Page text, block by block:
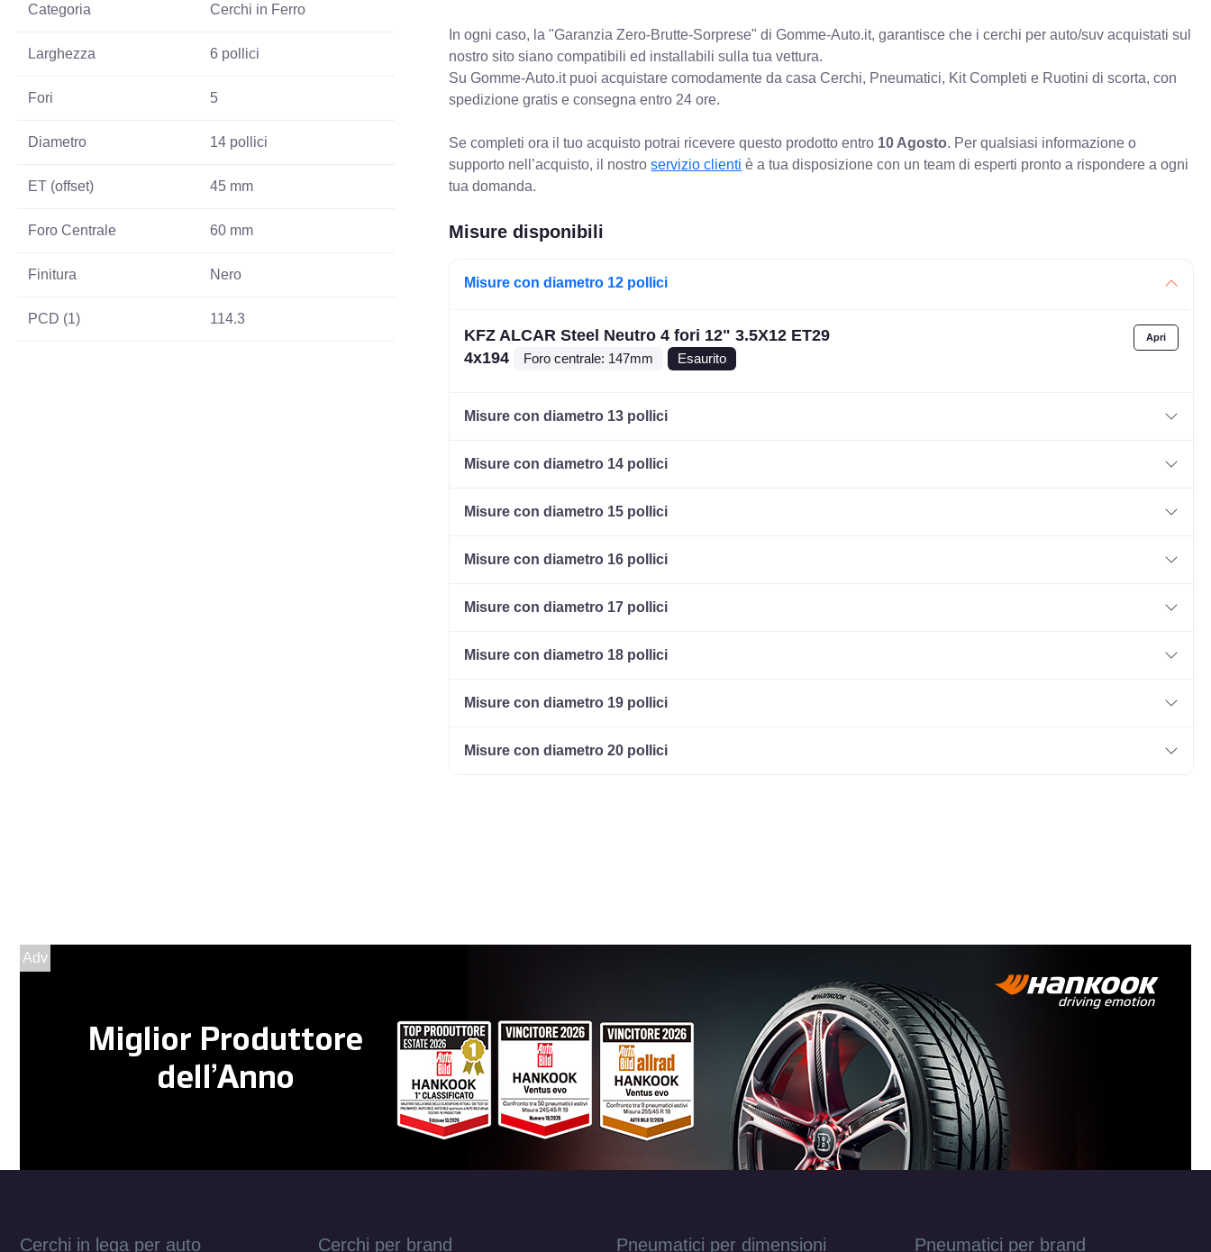
Categoria Cerchi in Ferro
Larghezza 6 pollici
Fori 5
Diametro 14 pollici
ET (offset) 45 mm
Foro Centrale 60 mm
Finitura Nero
PCD (1) 114.3
In ogni caso, la "Garanzia Zero-Brutte-Sorprese" di Gomme-Auto.it, garantisce che i cerchi per auto/suv acquistati sul
nostro sito siano compatibili ed installabili sulla tua vettura.
Su Gomme-Auto.it puoi acquistare comodamente da casa Cerchi, Pneumatici, Kit Completi e Ruotini di scorta, con
spedizione gratis e consegna entro 24 ore.
Se completi ora il tuo acquisto potrai ricevere questo prodotto entro 10 Agosto. Per qualsiasi informazione o
supporto nell’acquisto, il nostroservizio clienti è a tua disposizione con un team di esperti pronto a rispondere a ogni
tua domanda.
Misure disponibili
Misure con diametro 12 pollici
KFZ ALCAR Steel Neutro 4 fori 12" 3.5X12 ET29
4x194
Foro centrale: 147mm Esaurito
Misure con diametro 13 pollici
Misure con diametro 14 pollici
Misure con diametro 15 pollici
Misure con diametro 16 pollici
Misure con diametro 17 pollici
Misure con diametro 18 pollici
Misure con diametro 19 pollici
Misure con diametro 20 pollici
Adv
Cerchi in lega per auto Cerchi per brand Pneumatici per dimensioni Pneumatici per brand